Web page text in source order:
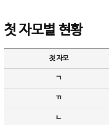
첫 자모별 현황
첫 자모
ㄱ
ㄲ
ㄴ